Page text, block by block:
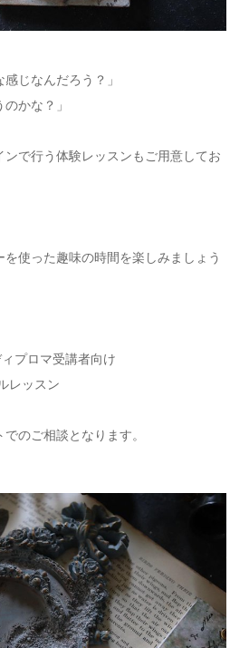
じなんだろう？」
かな？」
ンで行う体験レッスンもご用意してお
使った趣味の時間を楽しみましょう
プロマ受講者向け
レッスン
のご相談となります。